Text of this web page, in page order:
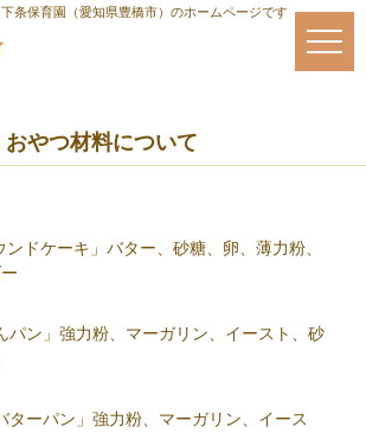
条保育園（愛知県豊橋市）のホームページです
やつ材料について
ドケーキ」バター、砂糖、卵、薄力粉、
パン」強力粉、マーガリン、イースト、砂
ーパン」強力粉、マーガリン、イース